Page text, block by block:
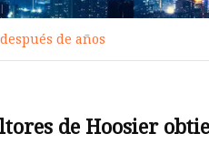
Torno de disco de
Elevador de dos postes
Extracción de escape
de años
de Hoosier